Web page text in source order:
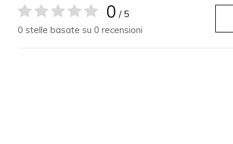
0 / 5
0 stelle basate su 0 recensioni